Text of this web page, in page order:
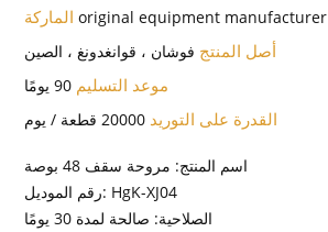
الماركةoriginal equipment manufacturer
أصل المنتج فوشان ، قوانغدونغ ، الصين
موعد التسليم 90 يومًا
القدرة على التوريد 20000 قطعة / يوم
اسم المنتج: مروحة سقف 48 بوصة
رقم الموديل: HgK-XJ04
الصلاحية: صالحة لمدة 30 يومًا